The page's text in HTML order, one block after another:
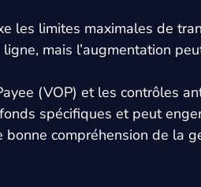
les limites maximales de
mais l’augmentation
(VOP) et les contrôles
spécifiques et peut
compréhension de la